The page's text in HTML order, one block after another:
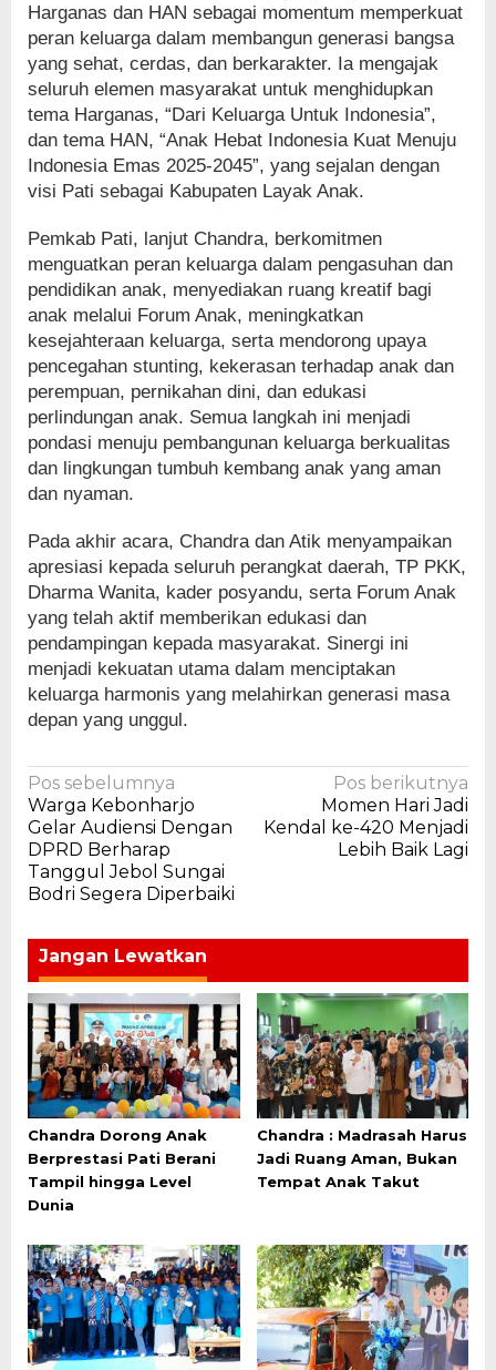
Harganas dan HAN sebagai momentum memperkuat
peran keluarga dalam membangun generasi bangsa
yang sehat, cerdas, dan berkarakter. Ia mengajak
seluruh elemen masyarakat untuk menghidupkan
tema Harganas, “Dari Keluarga Untuk Indonesia”,
dan tema HAN, “Anak Hebat Indonesia Kuat Menuju
Indonesia Emas 2025-2045”, yang sejalan dengan
visi Pati sebagai Kabupaten Layak Anak.
Pemkab Pati, lanjut Chandra, berkomitmen
menguatkan peran keluarga dalam pengasuhan dan
pendidikan anak, menyediakan ruang kreatif bagi
anak melalui Forum Anak, meningkatkan
kesejahteraan keluarga, serta mendorong upaya
pencegahan stunting, kekerasan terhadap anak dan
perempuan, pernikahan dini, dan edukasi
perlindungan anak. Semua langkah ini menjadi
pondasi menuju pembangunan keluarga berkualitas
dan lingkungan tumbuh kembang anak yang aman
dan nyaman.
Pada akhir acara, Chandra dan Atik menyampaikan
apresiasi kepada seluruh perangkat daerah, TP PKK,
Dharma Wanita, kader posyandu, serta Forum Anak
yang telah aktif memberikan edukasi dan
pendampingan kepada masyarakat. Sinergi ini
menjadi kekuatan utama dalam menciptakan
keluarga harmonis yang melahirkan generasi masa
depan yang unggul.
Navigasi
pos
Pos sebelumnya
Warga Kebonharjo
Gelar Audiensi Dengan
DPRD Berharap
Tanggul Jebol Sungai
Bodri Segera Diperbaiki
Pos berikutnya
Momen Hari Jadi
Kendal ke-420 Menjadi
Lebih Baik Lagi
Jangan Lewatkan
Chandra Dorong Anak
Berprestasi Pati Berani
Tampil hingga Level
Dunia
Chandra : Madrasah Harus
Jadi Ruang Aman, Bukan
Tempat Anak Takut